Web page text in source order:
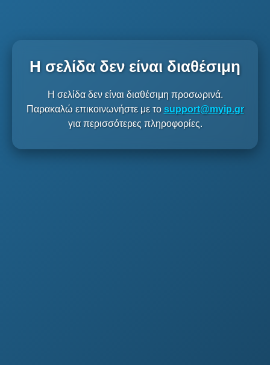
Η σελίδα δεν είναι διαθέσιμη
Η σελίδα δεν είναι διαθέσιμη προσωρινά.
Παρακαλώ επικοινωνήστε με το support@myip.gr
για περισσότερες πληροφορίες.